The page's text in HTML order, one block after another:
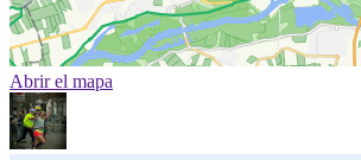
Abrir el mapa